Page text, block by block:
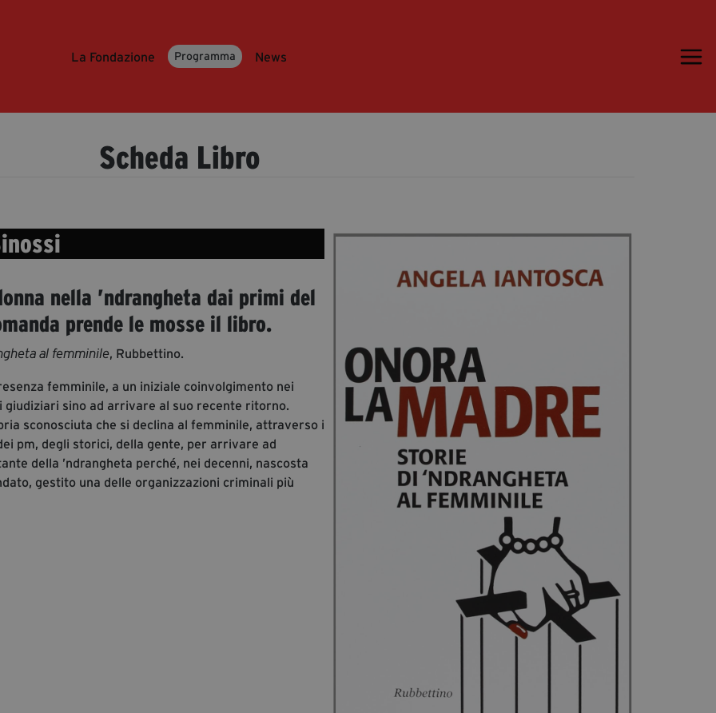
La Fondazione Programma News
Ospiti
Cartella Stampa
Rassegna Stampa
Partecipa
Diventa Partner
Dona
Fondazione Trame
Chi Siamo
Mostra 3D - Visioni Civiche
Il Diritto di Essere
Contatti
Scheda Libro
nella ’ndrangheta dai primi del
prende le mosse il libro.
al femminile, Rubbettino.
femminile, a un iniziale coinvolgimento nei
sino ad arrivare al suo recente ritorno.
sconosciuta che si declina al femminile, attraverso i
pm, degli storici, della gente, per arrivare ad
della ’ndrangheta perché, nei decenni, nascosta
gestito una delle organizzazioni criminali più